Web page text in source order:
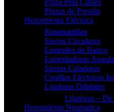
Pinza Pela Cables
Pinzas de Presión
Herramienta Eléctrica
Rotomartillos
Sierras Circulares
Esmeriles de Banco
Esmeriladoras
Sierras Caladoras
Cepillos Eléctricos
Lijadoras Orbitales
Lijadoras – De
Herramienta Neumatica